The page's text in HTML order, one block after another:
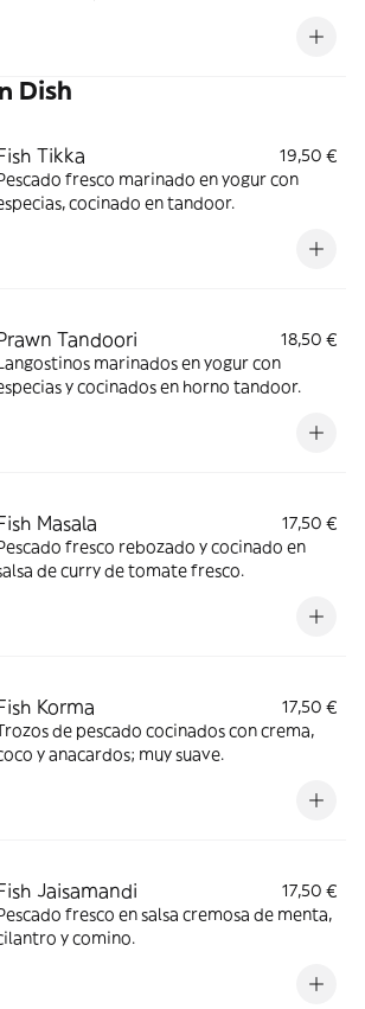
Dish
Tikka
19,50 €
fresco marinado en yogur con
cocinado en tandoor.
Tandoori
18,50 €
marinados en yogur con
y cocinados en horno tandoor.
Masala
17,50 €
fresco rebozado y cocinado en
de curry de tomate fresco.
Korma
17,50 €
de pescado cocinados con crema,
y anacardos; muy suave.
Jaisamandi
17,50 €
fresco en salsa cremosa de menta,
y comino.